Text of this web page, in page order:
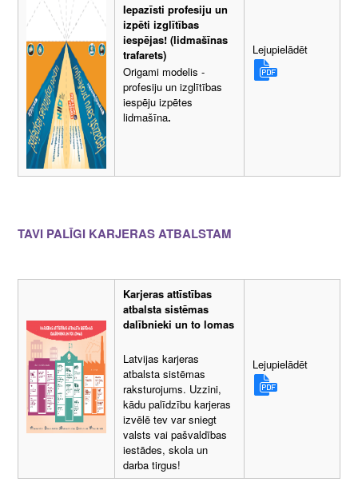
Iepazīsti profesiju un
izpēti izglītības
iespējas! (lidmašīnas
trafarets)
Origami modelis -
profesiju un izglītības
iespēju izpētes
lidmašīna.
Lejupielādēt
TAVI PALĪGI KARJERAS ATBALSTAM
Karjeras attīstības
atbalsta sistēmas
dalībnieki un to lomas
Latvijas karjeras
atbalsta sistēmas
raksturojums. Uzzini,
kādu palīdzību karjeras
izvēlē tev var sniegt
valsts vai pašvaldības
iestādes, skola un
darba tirgus!
Lejupielādēt